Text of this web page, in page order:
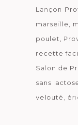
Lançon-
marseille
poulet
recette
Salon de
sans
velouté